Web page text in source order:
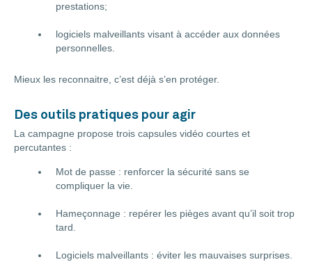
prestations;
logiciels malveillants visant à accéder aux données
personnelles.
Mieux les reconnaitre, c’est déjà s’en protéger.
Des outils pratiques pour agir
La campagne propose trois capsules vidéo courtes et
percutantes :
Mot de passe : renforcer la sécurité sans se
compliquer la vie.
Hameçonnage : repérer les pièges avant qu’il soit trop
tard.
Logiciels malveillants : éviter les mauvaises surprises.